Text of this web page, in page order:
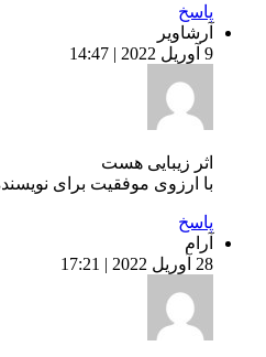
پاسخ
آرشاویر
اثر زیبایی هست
با ارزوی موفقیت برای نویسنده
پاسخ
آرام